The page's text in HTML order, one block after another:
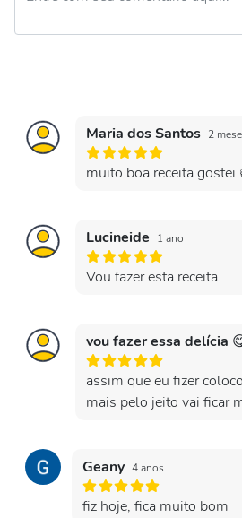
Maria dos Santos 2
muito boa receita gostei
Lucineide 1 ano
Vou fazer esta receita
vou fazer essa delícia
assim que eu fizer
mais pelo jeito vai ficar
Geany 4 anos
fiz hoje, fica muito bom